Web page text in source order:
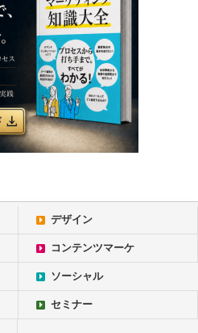
デザイン
コンテンツマーケ
ソーシャル
セミナー